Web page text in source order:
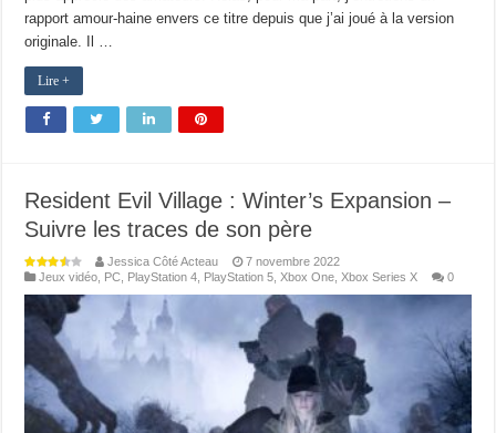
rapport amour-haine envers ce titre depuis que j’ai joué à la version
originale. Il …
Lire +
Resident Evil Village : Winter’s Expansion –
Suivre les traces de son père
Jessica Côté Acteau
7 novembre 2022
Jeux vidéo PC PlayStation 4 PlayStation 5 ,Xbox One ,Xbox Series X 0